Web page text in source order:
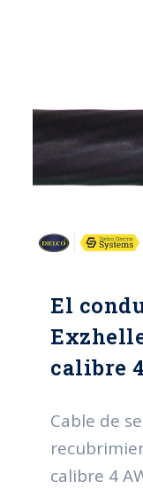
El
calibre 4
Cable de
calibre 4